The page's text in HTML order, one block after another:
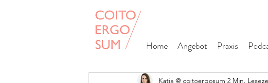
Home Angebot Praxis
Katja @ coitoergosum 2 Min.